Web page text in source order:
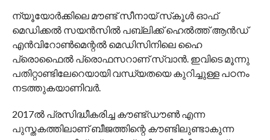
ന്യൂയോർക്കിലെ മൗണ്ട് സീനായ് സ്‌കൂൾ ഓഫ്
മെഡിക്കൽ സയൻസിൽ പബ്ലിക്ക് ഹെൽത്ത് ആൻഡ്
എൻവിറോൺമെന്റൽ മെഡിസിനിലെ ഹൈ
പ്രൊഫൈൽ പ്രൊഫസറാണ് സ്വാൻ. ഇവിടെ മൂന്നു
പതിറ്റാണ്ടിലേറെയായി വന്ധ്യതയെ കുറിച്ചുള്ള പഠനം
നടത്തുകയാണിവർ.
2017ൽ പ്രസിദ്ധീകരിച്ച കൗണ്ട്ഡൗൺ എന്ന
പുസ്തകത്തിലാണ് ബീജത്തിന്റെ കൗണ്ടിലുണ്ടാകുന്ന